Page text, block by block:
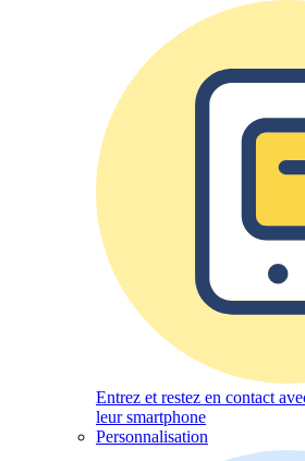
Entrez et restez en contact
leur smartphone
Personnalisation